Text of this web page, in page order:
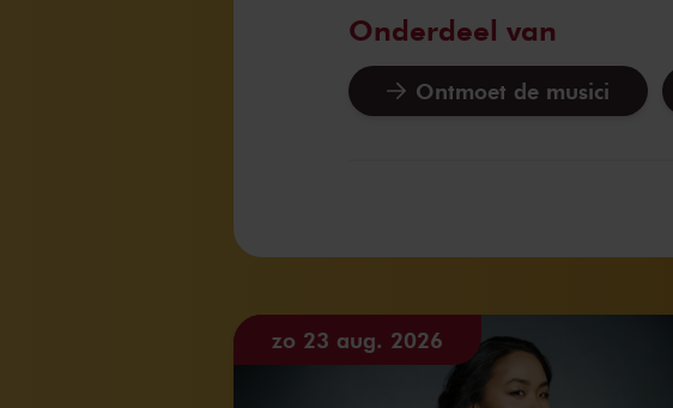
Onderdeel van
Ontmoet de musici
zo 23 aug. 2026